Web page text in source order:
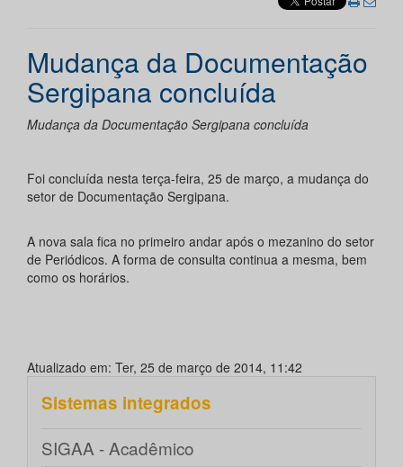
Mudança da Documentação
Sergipana concluída
Mudança da Documentação Sergipana concluída
Foi concluída nesta terça-feira, 25 de março, a mudança do
setor de Documentação Sergipana.
A nova sala fica no primeiro andar após o mezanino do setor
de Periódicos. A forma de consulta continua a mesma, bem
como os horários.
Atualizado em: Ter, 25 de março de 2014, 11:42
Sistemas integrados
SIGAA - Acadêmico